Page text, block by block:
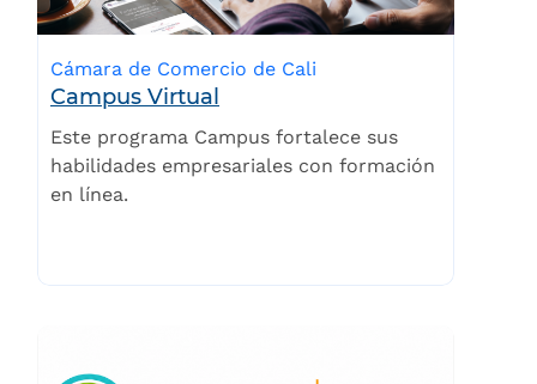
Cámara de Comercio de Cali
Campus Virtual
Este programa Campus fortalece sus
habilidades empresariales con formación
en línea.